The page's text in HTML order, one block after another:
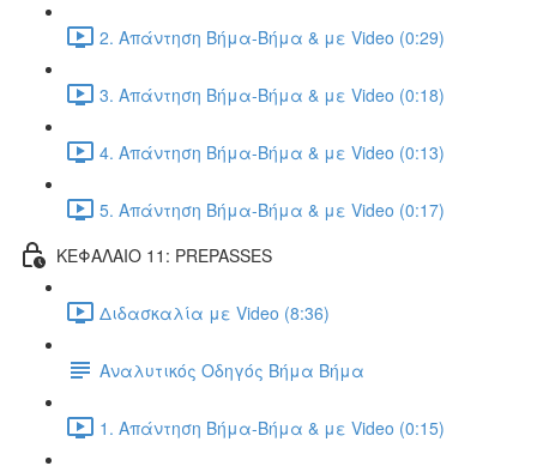
2. Απάντηση Βήμα-Βήμα & με Video (0:29)
3. Απάντηση Βήμα-Βήμα & με Video (0:18)
4. Απάντηση Βήμα-Βήμα & με Video (0:13)
5. Απάντηση Βήμα-Βήμα & με Video (0:17)
ΚΕΦΑΛΑΙΟ 11: PREPASSES
Διδασκαλία με Video (8:36)
Αναλυτικός Οδηγός Βήμα Βήμα
1. Απάντηση Βήμα-Βήμα & με Video (0:15)